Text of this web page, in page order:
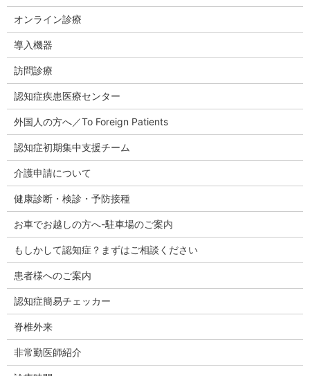
オンライン診療
導入機器
訪問診療
認知症疾患医療センター
外国人の方へ／To Foreign Patients
認知症初期集中支援チーム
介護申請について
健康診断・検診・予防接種
お車でお越しの方へ-駐車場のご案内
もしかして認知症？まずはご相談ください
患者様へのご案内
認知症簡易チェッカー
脊椎外来
非常勤医師紹介